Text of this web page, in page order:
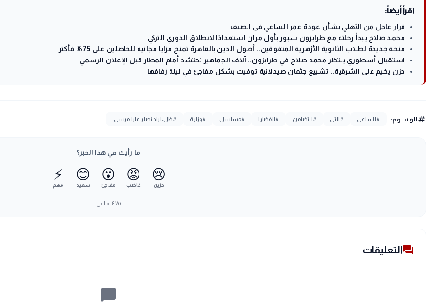
اقرأ أيضاً:
قرار عاجل من الأهلي بشأن عودة عمر الساعي فى الصيف
محمد صلاح يبدأ رحلته مع طرابزون سبور بأول مران استعدادًا لانطلاق الدوري التركي
منحة جديدة لطلاب الثانوية الأزهرية المتفوقين.. أصول الدين بالقاهرة تمنح مزايا مجانية للحاصلين على 75% فأكثر
استقبال أسطوري ينتظر محمد صلاح في طرابزون.. آلاف الجماهير تحتشد أمام المطار قبل الإعلان الرسمي
حزن يخيم على الشرقية.. تشييع جثمان صيدلانية توفيت بشكل مفاجئ في ليلة زفافها
tagالوسوم: #الساعي #التي #التضامن #القضايا #مسلسل #وزارة #ظل،اياد نصار،مايا مرسى،
ما رأيك في هذا الخبر؟
😢
حزين
😡
غاضب
😮
مفاجئ
😊
سعيد
⚡
مهم
٤٧٥ تفاعل
forumالتعليقات
chat_bubble_outline